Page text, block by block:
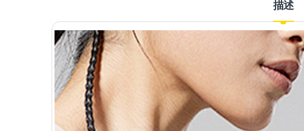
描述